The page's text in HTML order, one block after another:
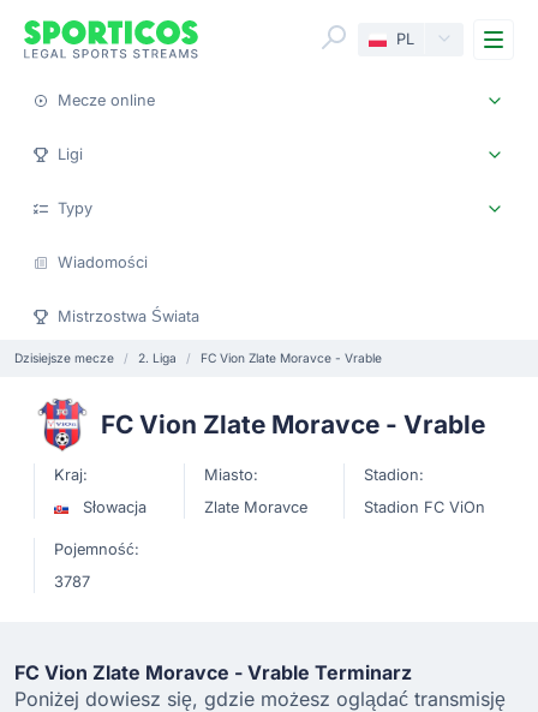
PL
Mecze online
Ligi
Typy
Wiadomości
Mistrzostwa Świata
Dzisiejsze mecze 2. Liga FC Vion Zlate Moravce - Vrable
FC Vion Zlate Moravce - Vrable
Kraj:
Słowacja
Miasto:
Zlate Moravce
Stadion:
Stadion FC ViOn
Pojemność:
3787
FC Vion Zlate Moravce - Vrable Terminarz
Poniżej dowiesz się, gdzie możesz oglądać transmisję